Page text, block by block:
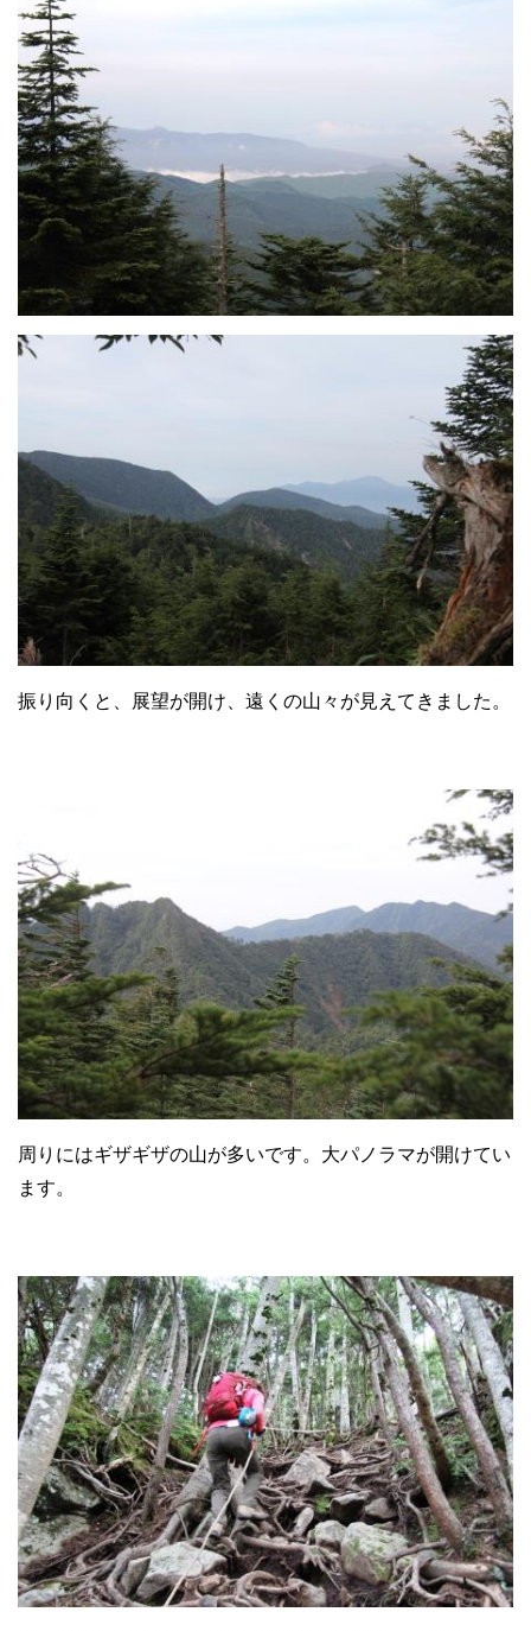
振り向くと、展望が開け、遠くの山々が見えてきました。
周りにはギザギザの山が多いです。大パノラマが開けてい
ます。